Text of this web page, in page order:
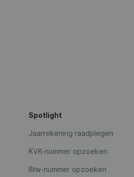
Spotlight
Jaarrekening raadplegen
KVK-nummer opzoeken
Btw-nummer opzoeken